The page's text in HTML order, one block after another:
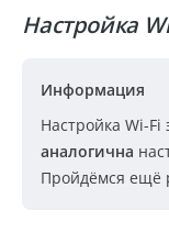
Настройка
Информация
Настройка Wi-Fi
аналогична
Пройдёмся ещё